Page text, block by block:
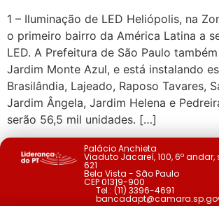
1 – Iluminação de LED Heliópolis, na
o primeiro bairro da América Latina a
LED. A Prefeitura de São Paulo
Jardim Monte Azul, e está instalando
Brasilândia, Lajeado, Raposo Tavares,
Jardim Ângela, Jardim Helena e
serão 56,5 mil unidades. […]
Palácio Anchieta
Viaduto Jacareí, 100, 6º andar,
621
Bela Vista - São Paulo
CEP 01319-900
Tel.: (11) 3396-4691